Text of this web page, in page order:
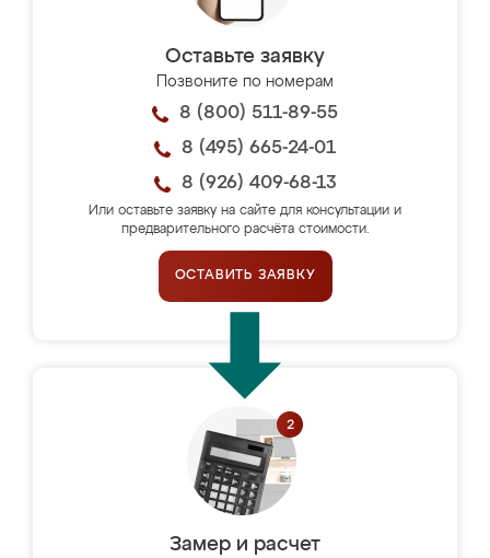
Оставьте заявку
Позвоните по номерам
8 (800) 511-89-55
8 (495) 665-24-01
8 (926) 409-68-13
Или оставьте заявку на сайте для консультации и
предварительного расчёта стоимости.
ОСТАВИТЬ ЗАЯВКУ
Замер и расчет